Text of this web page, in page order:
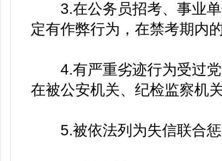
3.在公务员招考、事业单
定有作弊行为，在禁考期内
4.有严重劣迹行为受过党
在被公安机关、纪检监察机
5.被依法列为失信联合惩